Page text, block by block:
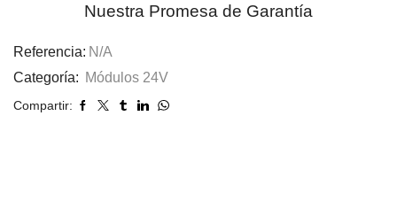
Nuestra Promesa de Garantía
Referencia: N/A
Categoría: Módulos 24V
Compartir: